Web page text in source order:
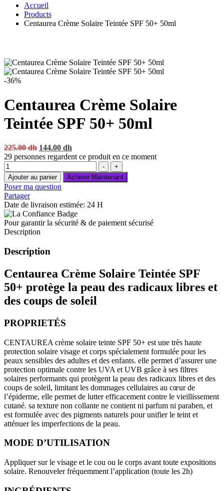
Accueil
Products
Centaurea Crème Solaire Teintée SPF 50+ 50ml
-36%
Centaurea Crème Solaire
Teintée SPF 50+ 50ml
225.00dh Original
price
225.00 dh.
144.00 dh
price
144.00 dh.
29 personnes regardent ce produit en ce moment
Quantité
-
+
Ajouter au panier
Acheter Maintenant
Poser ma question
Partager
Date de livraison estimée: 24 H
Pour garantir la sécurité & de paiement sécurisé
Description
Description
Centaurea Crème Solaire Teintée SPF
50+ protège la peau des radicaux libres et
des coups de soleil
PROPRIETÉS
CENTAUREA crème solaire teinte SPF 50+ est une très haute
protection solaire visage et corps spécialement formulée pour les
peaux sensibles des adultes et des enfants. elle permet d’assurer une
protection optimale contre les UVA et UVB grâce à ses filtres
solaires performants qui protègent la peau des radicaux libres et des
coups de soleil, limitant les dommages cellulaires au cœur de
l’épiderme, elle permet de lutter efficacement contre le vieillissement
cutané. sa texture non collante ne contient ni parfum ni paraben, et
est formulée avec des pigments naturels pour unifier le teint et
atténuer les imperfections de la peau.
MODE D’UTILISATION
Appliquer sur le visage et le cou ou le corps avant toute expositions
solaire. Renouveler fréquemment l’application (toute les 2h)